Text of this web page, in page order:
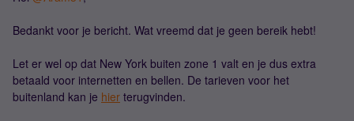
Bedankt voor je bericht. Wat vreemd dat je geen bereik hebt!
Let er wel op dat New York buiten zone 1 valt en je dus extra
betaald voor internetten en bellen. De tarieven voor het
buitenland kan je hier terugvinden.